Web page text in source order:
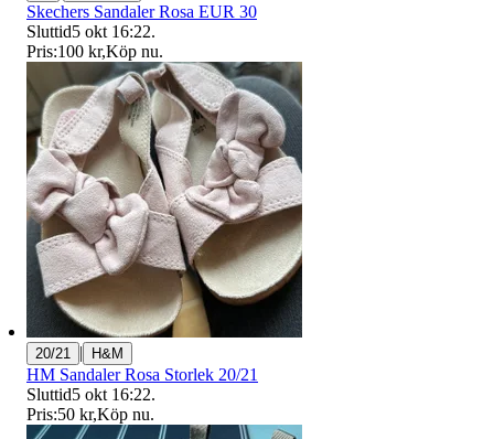
Skechers Sandaler Rosa EUR 30
Sluttid5 okt 16:22.
Pris:100 kr,Köp nu.
20/21 | H&M
HM Sandaler Rosa Storlek 20/21
Sluttid5 okt 16:22.
Pris:50 kr,Köp nu.